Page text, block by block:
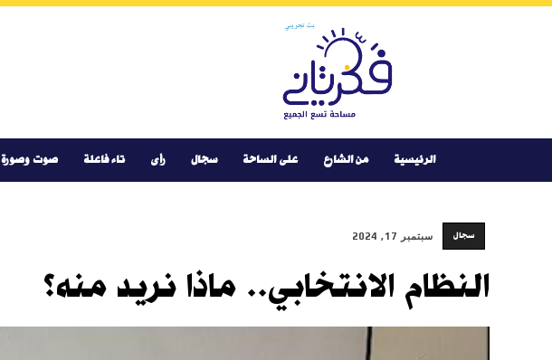
الرئيسية من الشارع على الساحة سجال رأى تاء فاعلة صوت وصورة
سجال سبتمبر 17, 2024
النظام الانتخابي.. ماذا نريد منه؟